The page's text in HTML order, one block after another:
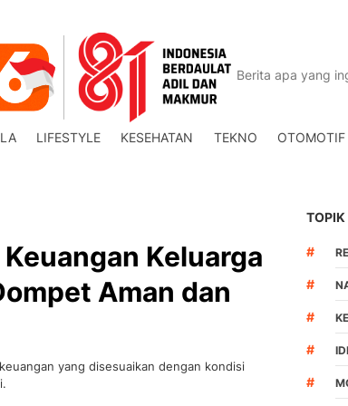
LIFESTYLE KESEHATAN TEKNO OTOMOTIF
Keluarga
Aman dan
yang disesuaikan dengan kondisi
TOPIK
#
#
#
#
#